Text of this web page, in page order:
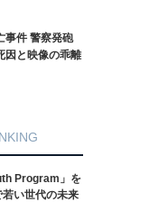
発砲
Program」を
い世代の未来